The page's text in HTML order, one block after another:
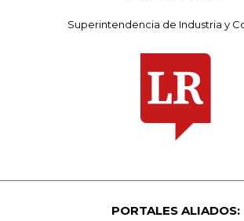
Superintendencia de Industria y
PORTALES ALIADOS: